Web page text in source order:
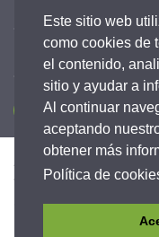
Este sitio web
como cookies de
el contenido,
sitio y ayudar a
Al continuar
aceptando
obtener más
Política de
Carreras
Conecta con nosotros
Accesibilidad Política
Warranty statement
Cumplimiento